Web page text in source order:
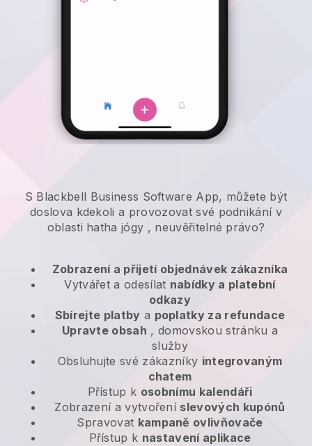
S Blackbell Business Software App, můžete být
doslova kdekoli a provozovat své podnikání v
oblasti hatha jógy , neuvěřitelné právo?
Zobrazení a přijetí objednávek zákazníka
Vytvářet a odesílat nabídky a platební
odkazy
Sbírejte platby a poplatky za refundace
Upravte obsah , domovskou stránku a
služby
Obsluhujte své zákazníky integrovaným
chatem
Přístup k osobnímu kalendáři
Zobrazení a vytvoření slevových kupónů
Spravovat kampaně ovlivňovače
Přístup k nastavení aplikace